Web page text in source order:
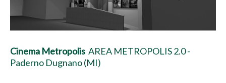
Cinema Metropolis AREA METROPOLIS 2.0 -
Paderno Dugnano (MI)